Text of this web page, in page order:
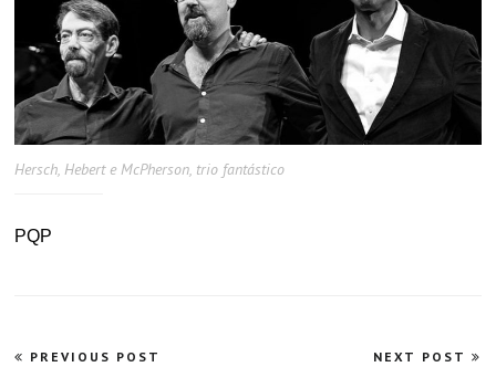
Hersch, Hebert e McPherson, trio fantástico
PQP
Navegação
PREVIOUS POST NEXT POST